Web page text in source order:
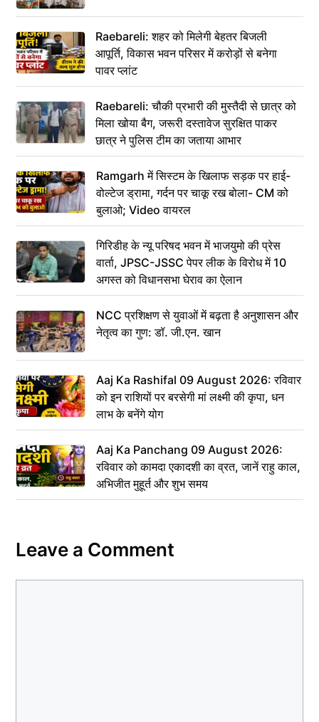
Raebareli: शहर को मिलेगी बेहतर बिजली
आपूर्ति, विकास भवन परिसर में करोड़ों से बनेगा
पावर प्लांट
Raebareli: चौकी प्रभारी की मुस्तैदी से छात्र को
मिला खोया बैग, जरूरी दस्तावेज सुरक्षित पाकर
छात्र ने पुलिस टीम का जताया आभार
Ramgarh में सिस्टम के खिलाफ सड़क पर हाई-
वोल्टेज ड्रामा, गर्दन पर चाकू रख बोला- CM को
बुलाओ; Video वायरल
गिरिडीह के न्यू परिषद भवन में भाजयुमो की प्रेस
वार्ता, JPSC-JSSC पेपर लीक के विरोध में 10
अगस्त को विधानसभा घेराव का ऐलान
NCC प्रशिक्षण से युवाओं में बढ़ता है अनुशासन और
नेतृत्व का गुण: डॉ. जी.एन. खान
Aaj Ka Rashifal 09 August 2026: रविवार
को इन राशियों पर बरसेगी मां लक्ष्मी की कृपा, धन
लाभ के बनेंगे योग
Aaj Ka Panchang 09 August 2026:
रविवार को कामदा एकादशी का व्रत, जानें राहु काल,
अभिजीत मुहूर्त और शुभ समय
Leave a Comment